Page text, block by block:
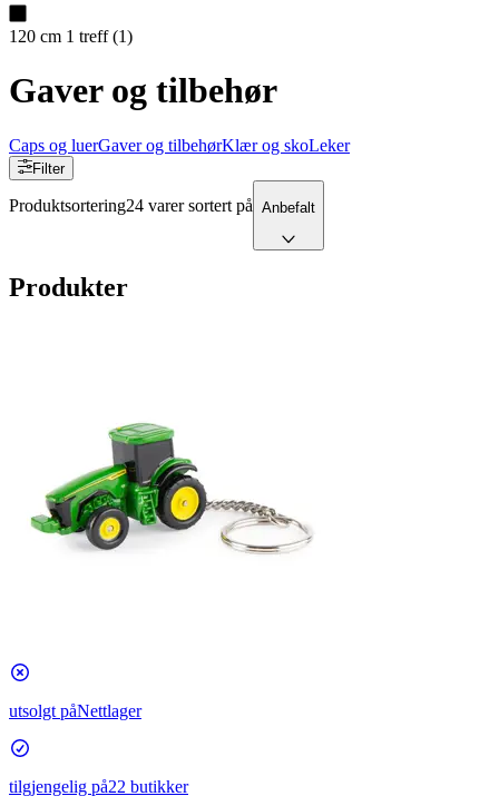
120 cm 1 treff (1)
Gaver og tilbehør
Caps og luerGaver og tilbehørKlær og skoLeker
Filter
Produktsortering24 varer sortert på Anbefalt
Produkter
utsolgt påNettlager
tilgjengelig på22 butikker